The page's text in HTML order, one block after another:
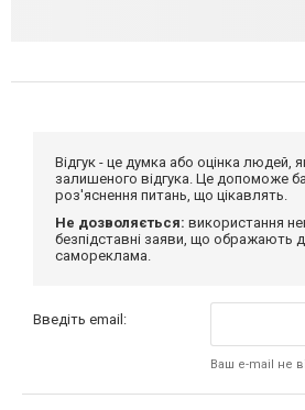
Відгук - це думка або оцінка
залишеного відгука. Це допоможе
роз'яснення питань, що цікавлять.
Не дозволяється: використання
безпідставні заяви, що ображають
самореклама.
Введіть email:
Ваш e-mail не